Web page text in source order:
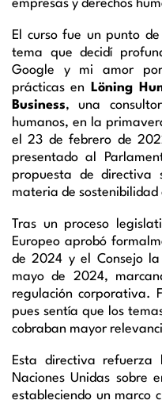
empresas y derechos
El curso fue un punto
tema que decidí
Google y mi amor
prácticas en
Löning
Business, una
humanos, en la
el 23 de febrero de
presentado al
propuesta de directiva
materia de
Tras un proceso
Europeo aprobó
de 2024 y el Consejo
mayo de 2024,
regulación corporativa.
pues sentía que los
cobraban mayor
Esta directiva refuerza
Naciones Unidas sobre
estableciendo un marco